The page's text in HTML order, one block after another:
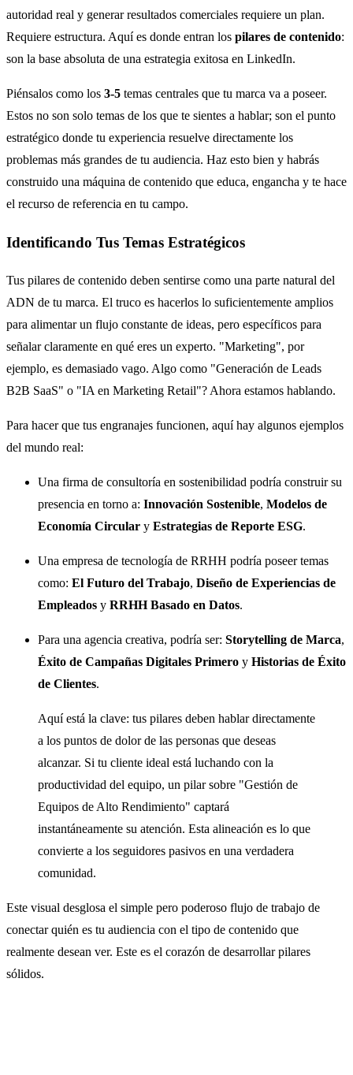
autoridad real y generar resultados comerciales requiere un plan.
Requiere estructura. Aquí es donde entran los pilares de contenido:
son la base absoluta de una estrategia exitosa en LinkedIn.
Piénsalos como los 3-5 temas centrales que tu marca va a poseer.
Estos no son solo temas de los que te sientes a hablar; son el punto
estratégico donde tu experiencia resuelve directamente los
problemas más grandes de tu audiencia. Haz esto bien y habrás
construido una máquina de contenido que educa, engancha y te hace
el recurso de referencia en tu campo.
Identificando Tus Temas Estratégicos
Tus pilares de contenido deben sentirse como una parte natural del
ADN de tu marca. El truco es hacerlos lo suficientemente amplios
para alimentar un flujo constante de ideas, pero específicos para
señalar claramente en qué eres un experto. "Marketing", por
ejemplo, es demasiado vago. Algo como "Generación de Leads
B2B SaaS" o "IA en Marketing Retail"? Ahora estamos hablando.
Para hacer que tus engranajes funcionen, aquí hay algunos ejemplos
del mundo real:
Una firma de consultoría en sostenibilidad podría construir su
presencia en torno a: Innovación Sostenible, Modelos de
Economía Circular y Estrategias de Reporte ESG.
Una empresa de tecnología de RRHH podría poseer temas
como: El Futuro del Trabajo, Diseño de Experiencias de
Empleados y RRHH Basado en Datos.
Para una agencia creativa, podría ser: Storytelling de Marca,
Éxito de Campañas Digitales Primero y Historias de Éxito
de Clientes.
Aquí está la clave: tus pilares deben hablar directamente
a los puntos de dolor de las personas que deseas
alcanzar. Si tu cliente ideal está luchando con la
productividad del equipo, un pilar sobre "Gestión de
Equipos de Alto Rendimiento" captará
instantáneamente su atención. Esta alineación es lo que
convierte a los seguidores pasivos en una verdadera
comunidad.
Este visual desglosa el simple pero poderoso flujo de trabajo de
conectar quién es tu audiencia con el tipo de contenido que
realmente desean ver. Este es el corazón de desarrollar pilares
sólidos.